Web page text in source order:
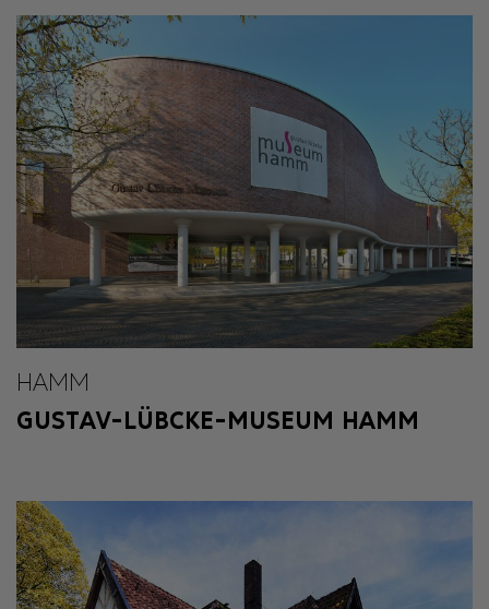
HAMM
GUSTAV-LÜBCKE-MUSEUM HAMM